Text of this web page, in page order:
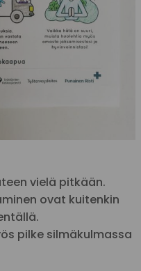
vielä pitkään.
ovat kuitenkin
pilke silmäkulmassa